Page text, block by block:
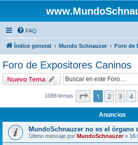
FAQ
Índice general Mundo Schnauzer Foro de
Foro de Expositores Caninos
Nuevo Tema
1088 temas Página de 22
1 2 3 4
Anuncios
MundoSchnauzer no es el
Último mensaje por MundoSchnauzer« 16